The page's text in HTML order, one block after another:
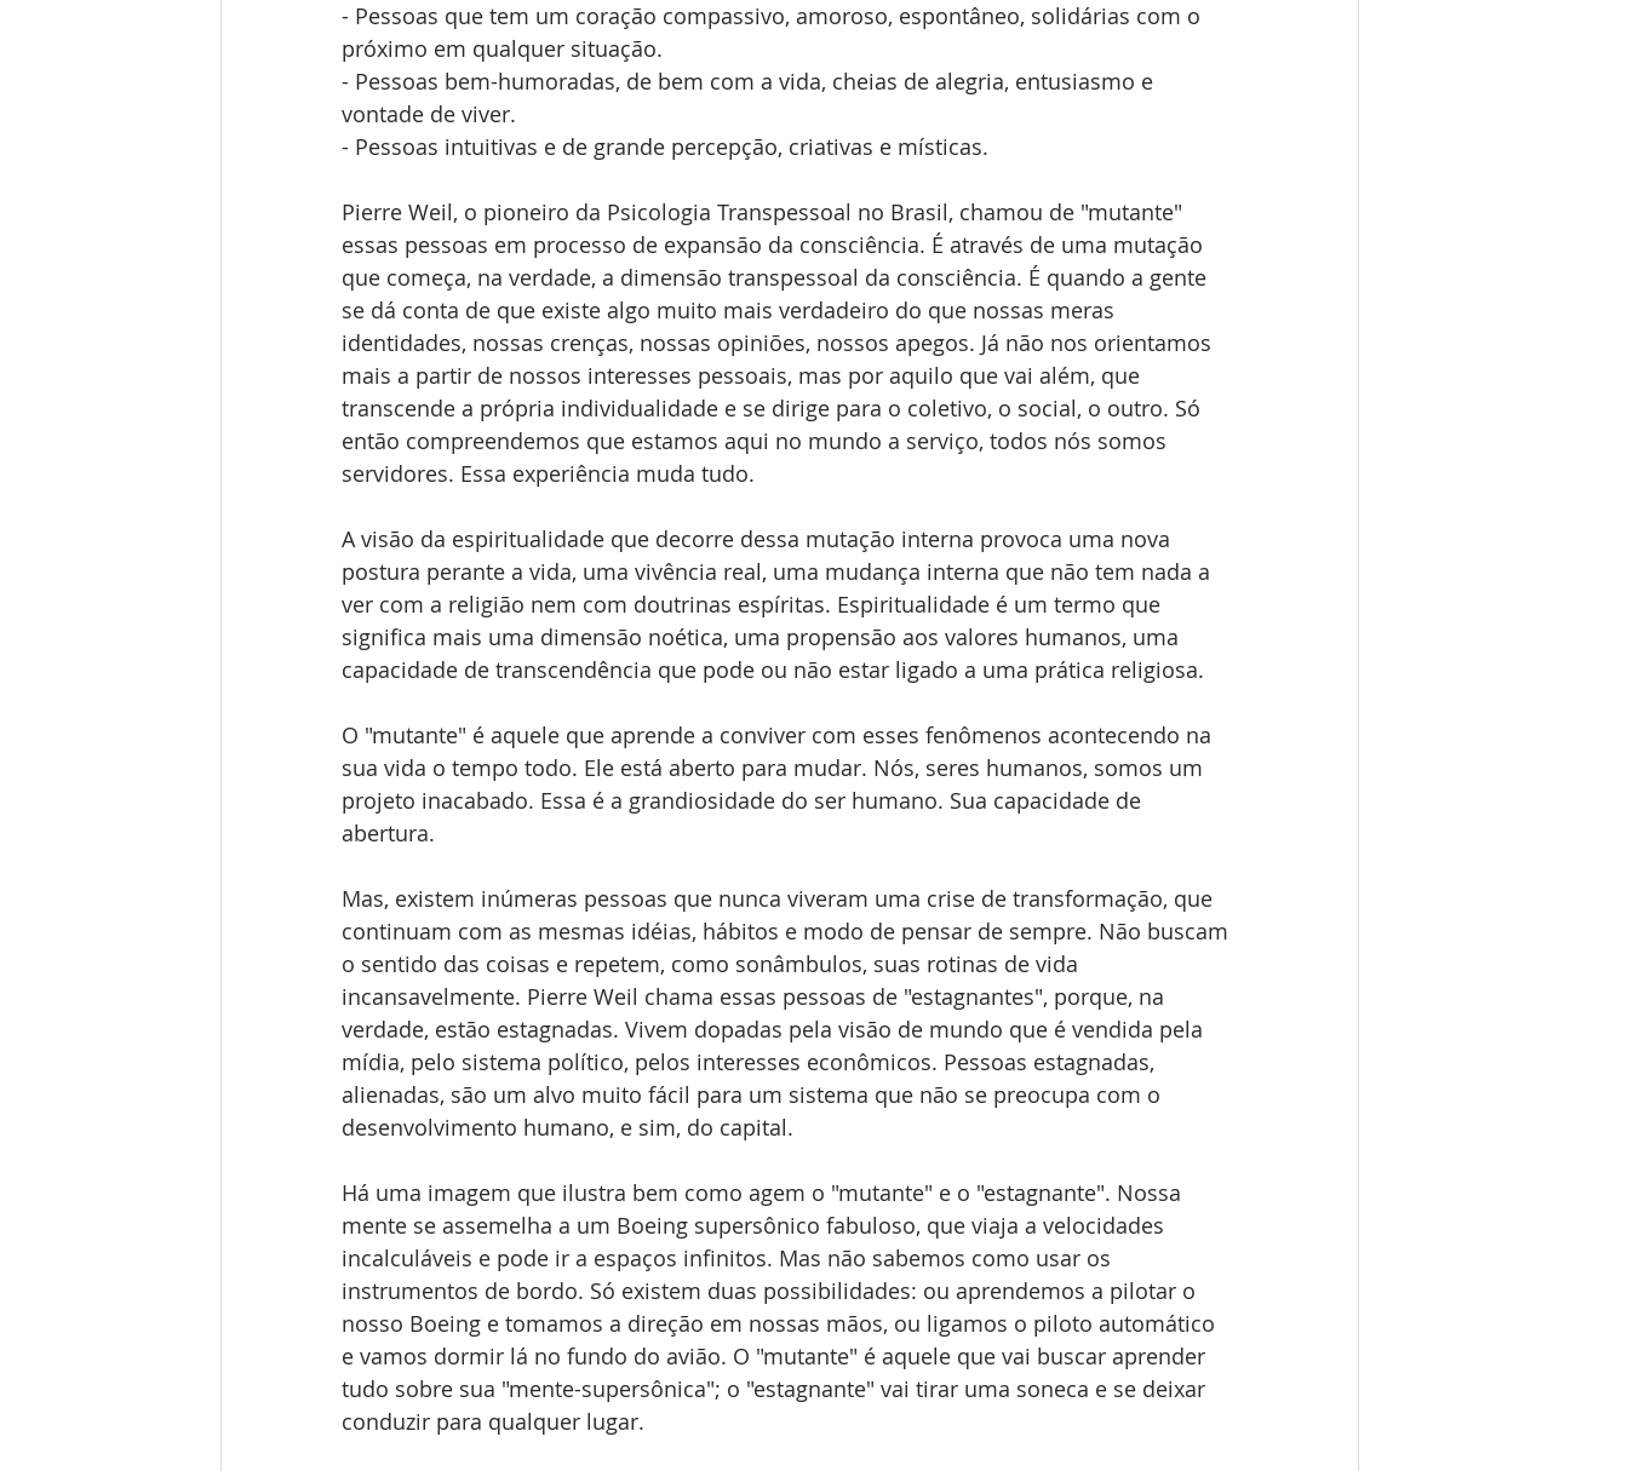
- Pessoas que tem um coração compassivo, amoroso, espontâneo, solidárias com o
próximo em qualquer situação.
- Pessoas bem-humoradas, de bem com a vida, cheias de alegria, entusiasmo e
vontade de viver.
- Pessoas intuitivas e de grande percepção, criativas e místicas.
Pierre Weil, o pioneiro da Psicologia Transpessoal no Brasil, chamou de "mutante"
essas pessoas em processo de expansão da consciência. É através de uma mutação
que começa, na verdade, a dimensão transpessoal da consciência. É quando a gente
se dá conta de que existe algo muito mais verdadeiro do que nossas meras
identidades, nossas crenças, nossas opiniões, nossos apegos. Já não nos orientamos
mais a partir de nossos interesses pessoais, mas por aquilo que vai além, que
transcende a própria individualidade e se dirige para o coletivo, o social, o outro. Só
então compreendemos que estamos aqui no mundo a serviço, todos nós somos
servidores. Essa experiência muda tudo.
A visão da espiritualidade que decorre dessa mutação interna provoca uma nova
postura perante a vida, uma vivência real, uma mudança interna que não tem nada a
ver com a religião nem com doutrinas espíritas. Espiritualidade é um termo que
significa mais uma dimensão noética, uma propensão aos valores humanos, uma
capacidade de transcendência que pode ou não estar ligado a uma prática religiosa.
O "mutante" é aquele que aprende a conviver com esses fenômenos acontecendo na
sua vida o tempo todo. Ele está aberto para mudar. Nós, seres humanos, somos um
projeto inacabado. Essa é a grandiosidade do ser humano. Sua capacidade de
abertura.
Mas, existem inúmeras pessoas que nunca viveram uma crise de transformação, que
continuam com as mesmas idéias, hábitos e modo de pensar de sempre. Não buscam
o sentido das coisas e repetem, como sonâmbulos, suas rotinas de vida
incansavelmente. Pierre Weil chama essas pessoas de "estagnantes", porque, na
verdade, estão estagnadas. Vivem dopadas pela visão de mundo que é vendida pela
mídia, pelo sistema político, pelos interesses econômicos. Pessoas estagnadas,
alienadas, são um alvo muito fácil para um sistema que não se preocupa com o
desenvolvimento humano, e sim, do capital.
Há uma imagem que ilustra bem como agem o "mutante" e o "estagnante". Nossa
mente se assemelha a um Boeing supersônico fabuloso, que viaja a velocidades
incalculáveis e pode ir a espaços infinitos. Mas não sabemos como usar os
instrumentos de bordo. Só existem duas possibilidades: ou aprendemos a pilotar o
nosso Boeing e tomamos a direção em nossas mãos, ou ligamos o piloto automático
e vamos dormir lá no fundo do avião. O "mutante" é aquele que vai buscar aprender
tudo sobre sua "mente-supersônica"; o "estagnante" vai tirar uma soneca e se deixar
conduzir para qualquer lugar.